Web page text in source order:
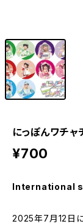
にっぽんワチ
¥700
International
2025年7月12日に